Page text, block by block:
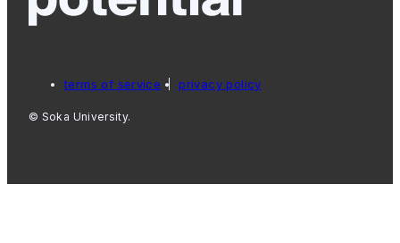
terms of service privacy policy
© Soka University.